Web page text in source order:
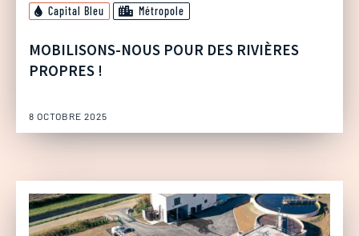
Capital Bleu Métropole
MOBILISONS-NOUS POUR DES RIVIÈRES
PROPRES !
8 OCTOBRE 2025